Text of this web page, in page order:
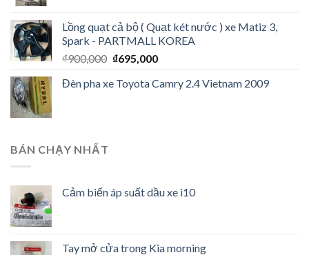
Lồng quạt cả bộ ( Quạt két nước ) xe Matiz 3,
Spark - PARTMALL KOREA
₫900,000 ₫695,000
Đèn pha xe Toyota Camry 2.4 Vietnam 2009
BÁN CHẠY NHẤT
Cảm biến áp suất dầu xe i10
Tay mở cửa trong Kia morning